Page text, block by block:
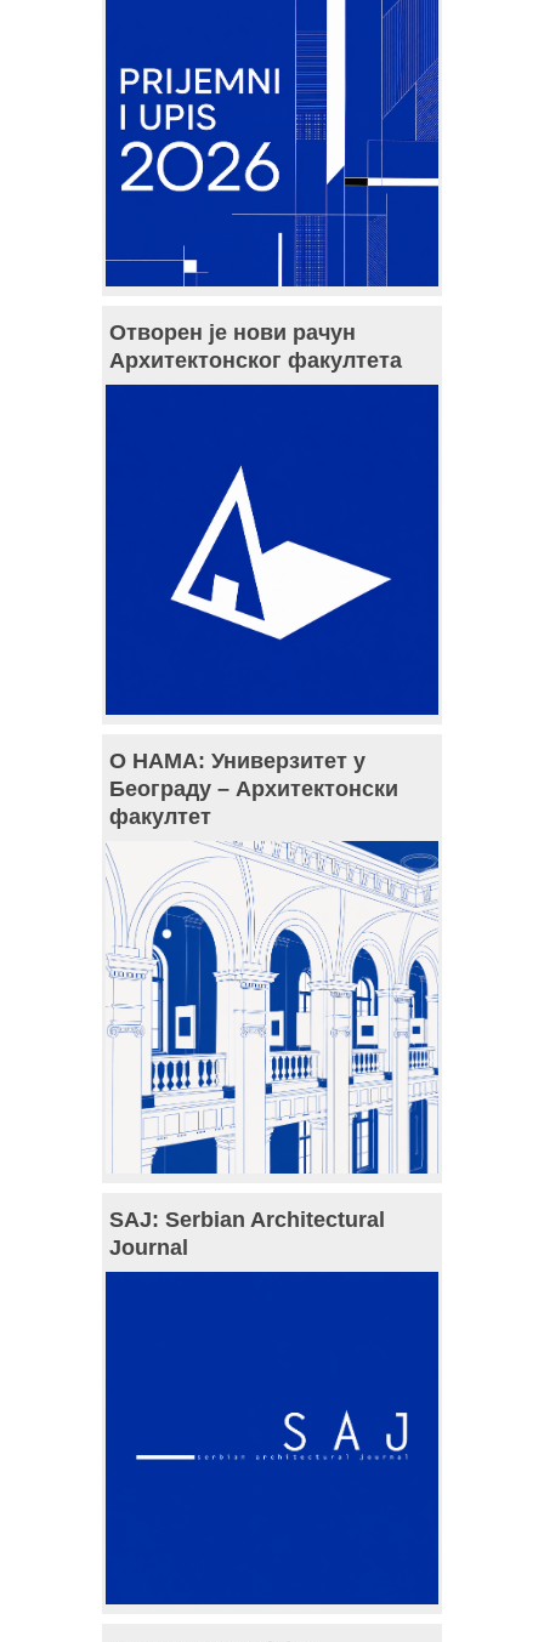
Отворен је нови рачун
Архитектонског факултета
О НАМА: Универзитет у
Београду – Архитектонски
факултет
SAJ: Serbian Architectural
Journal